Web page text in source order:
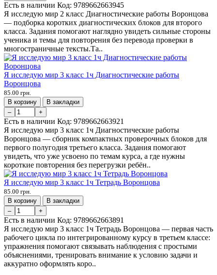
Есть в наличии Код: 9789662663945
Я исследую мир 2 класс Диагностические работы Воронцова
— подборка коротких диагностических блоков для второго
класса. Задания помогают наглядно увидеть сильные стороны
ученика и темы для повторения без перевода проверки в
многостраничные тексты.Та..
Я исследую мир 3 класс 1ч Диагностические работы
Воронцова
85.00 грн.
В корзину
В закладки
–
+
Есть в наличии Код: 9789662663921
Я исследую мир 3 класс 1ч Диагностические работы
Воронцова — сборник компактных проверочных блоков для
первого полугодия третьего класса. Задания помогают
увидеть, что уже усвоено по темам курса, а где нужны
короткие повторения без перегрузки ребён..
Я исследую мир 3 класс 1ч Тетрадь Воронцова
85.00 грн.
В корзину
В закладки
–
+
Есть в наличии Код: 9789662663891
Я исследую мир 3 класс 1ч Тетрадь Воронцова — первая часть
рабочего цикла по интегрированному курсу в третьем классе:
упражнения помогают связывать наблюдения с простыми
объяснениями, тренировать внимание к условию задачи и
аккуратно оформлять коро..